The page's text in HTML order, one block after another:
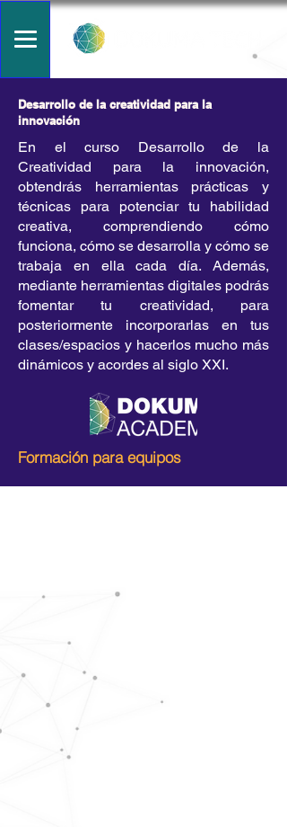
Desarrollo de la creatividad para la
innovación
En el curso Desarrollo de la
Creatividad para la innovación,
obtendrás herramientas prácticas y
técnicas para potenciar tu habilidad
creativa, comprendiendo cómo
funciona, cómo se desarrolla y cómo se
trabaja en ella cada día. Además,
mediante herramientas digitales podrás
fomentar tu creatividad, para
posteriormente incorporarlas en tus
clases/espacios y hacerlos mucho más
dinámicos y acordes al siglo XXI.
Formación para equipos